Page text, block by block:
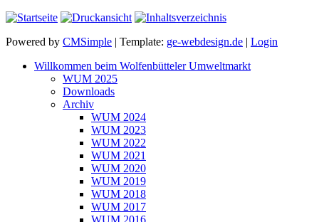
Powered by CMSimple | Template: ge-webdesign.de | Login
Willkommen beim Wolfenbütteler Umweltmarkt
WUM 2025
Downloads
Archiv
WUM 2024
WUM 2023
WUM 2022
WUM 2021
WUM 2020
WUM 2019
WUM 2018
WUM 2017
WUM 2016